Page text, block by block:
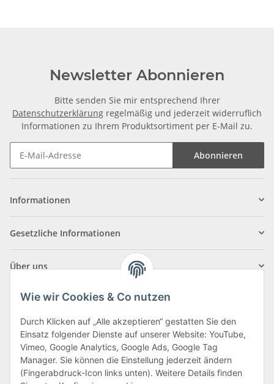
Newsletter Abonnieren
Bitte senden Sie mir entsprechend Ihrer
Datenschutzerklärung regelmäßig und jederzeit widerruflich
Informationen zu Ihrem Produktsortiment per E-Mail zu.
Abonnieren
Informationen
Gesetzliche Informationen
Über uns
Klagenfurter Straße 29
9556 Liebenfels
Wie wir Cookies & Co nutzen
Durch Klicken auf „Alle akzeptieren“ gestatten Sie den
Einsatz folgender Dienste auf unserer Website: YouTube,
Vimeo, Google Analytics, Google Ads, Google Tag
Manager. Sie können die Einstellung jederzeit ändern
(Fingerabdruck-Icon links unten). Weitere Details finden